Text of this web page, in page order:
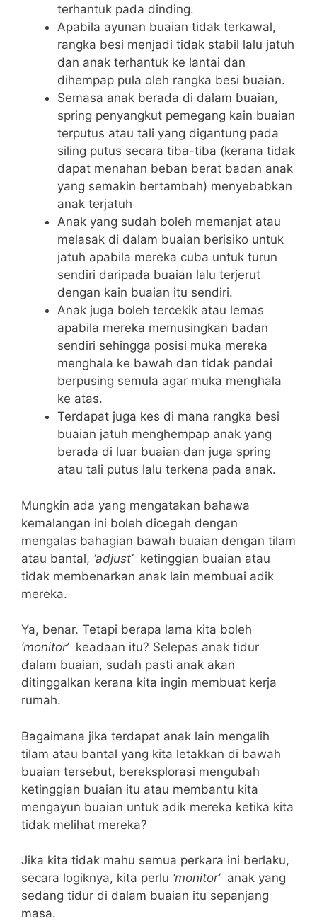
terhantuk pada dinding.
Apabila ayunan buaian tidak terkawal,
rangka besi menjadi tidak stabil lalu jatuh
dan anak terhantuk ke lantai dan
dihempap pula oleh rangka besi buaian.
Semasa anak berada di dalam buaian,
spring penyangkut pemegang kain buaian
terputus atau tali yang digantung pada
siling putus secara tiba-tiba (kerana tidak
dapat menahan beban berat badan anak
yang semakin bertambah) menyebabkan
anak terjatuh
Anak yang sudah boleh memanjat atau
melasak di dalam buaian berisiko untuk
jatuh apabila mereka cuba untuk turun
sendiri daripada buaian lalu terjerut
dengan kain buaian itu sendiri.
Anak juga boleh tercekik atau lemas
apabila mereka memusingkan badan
sendiri sehingga posisi muka mereka
menghala ke bawah dan tidak pandai
berpusing semula agar muka menghala
ke atas.
Terdapat juga kes di mana rangka besi
buaian jatuh menghempap anak yang
berada di luar buaian dan juga spring
atau tali putus lalu terkena pada anak.
Mungkin ada yang mengatakan bahawa
kemalangan ini boleh dicegah dengan
mengalas bahagian bawah buaian dengan tilam
atau bantal, ‘adjust’ketinggian buaian atau
tidak membenarkan anak lain membuai adik
mereka.
Ya, benar. Tetapi berapa lama kita boleh
‘monitor’keadaan itu? Selepas anak tidur
dalam buaian, sudah pasti anak akan
ditinggalkan kerana kita ingin membuat kerja
rumah.
Bagaimana jika terdapat anak lain mengalih
tilam atau bantal yang kita letakkan di bawah
buaian tersebut, bereksplorasi mengubah
ketinggian buaian itu atau membantu kita
mengayun buaian untuk adik mereka ketika kita
tidak melihat mereka?
Jika kita tidak mahu semua perkara ini berlaku,
secara logiknya, kita perlu ‘monitor’ anak yang
sedang tidur di dalam buaian itu sepanjang
masa.